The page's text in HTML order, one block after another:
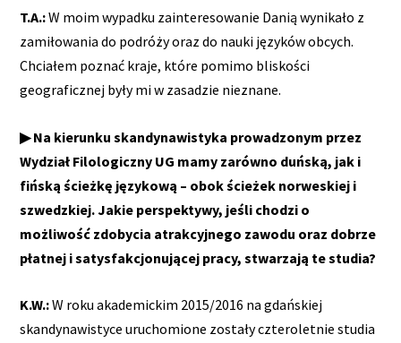
T.A.:W moim wypadku zainteresowanie Danią wynikało z
zamiłowania do podróży oraz do nauki języków obcych.
Chciałem poznać kraje, które pomimo bliskości
geograficznej były mi w zasadzie nieznane.
▶ Na kierunku skandynawistyka prowadzonym przez
Wydział Filologiczny UG mamy zarówno duńską, jak i
fińską ścieżkę językową – obok ścieżek norweskiej i
szwedzkiej. Jakie perspektywy, jeśli chodzi o
możliwość zdobycia atrakcyjnego zawodu oraz dobrze
płatnej i satysfakcjonującej pracy, stwarzają te studia?
K.W.:W roku akademickim 2015/2016 na gdańskiej
skandynawistyce uruchomione zostały czteroletnie studia